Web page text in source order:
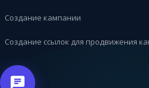
Создание кампании
Создание ссылок для продвижения